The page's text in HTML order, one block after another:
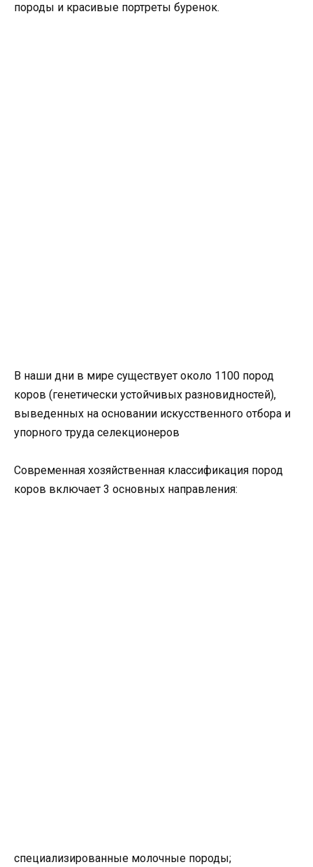
породы и красивые портреты буренок.
В наши дни в мире существует около 1100 пород
коров (генетически устойчивых разновидностей),
выведенных на основании искусственного отбора и
упорного труда селекционеров
Современная хозяйственная классификация пород
коров включает 3 основных направления:
специализированные молочные породы;